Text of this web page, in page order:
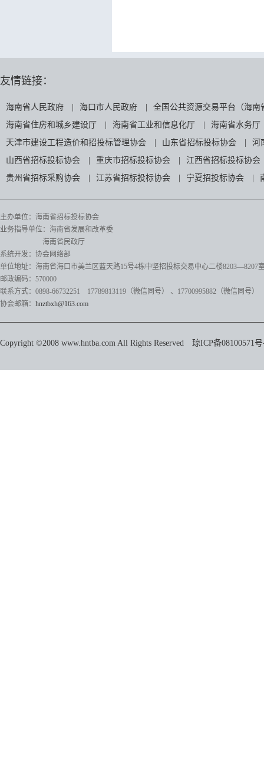
友情链接：
海南省人民政府 海口市人民政府
全国公共资源交易平台（海南
海南省住房和城乡建设厅
海南省工业和信息化厅
海南省水务厅
天津市建设工程造价和招投标管理协会
山东省招标投标协会
河
山西省招标投标协会
重庆市招标投标协会
江西省招标投标协会
贵州省招标采购协会
江苏省招标投标协会 宁夏招投标协会
主办单位：海南省招标投标协会
业务指导单位：海南省发展和改革委
海南省民政厅
系统开发：协会网络部
单位地址：海南省海口市美兰区蓝天路15号4栋中坚招投标交易中心二楼8203—8207
邮政编码：570000
联系方式：0898-66732251 17789813119（微信同号）
、17700995882 （微信同号）
协会邮箱： hnztbxh@163.com
Copyright ©2008 www.hntba.com All Rights Reserved 琼ICP备08100571